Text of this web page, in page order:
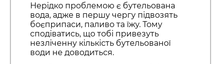
Нерідко проблемою є бутельована
вода, адже в першу чергу підвозять
боєприпаси, паливо та їжу. Тому
сподіватись, що тобі привезуть
незліченну кількість бутельованої
води не доводиться.